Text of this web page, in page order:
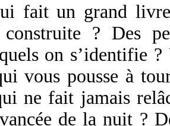
fait un grand
construite ? Des
on s’identifie
vous pousse à
ne fait jamais
de la nuit ?